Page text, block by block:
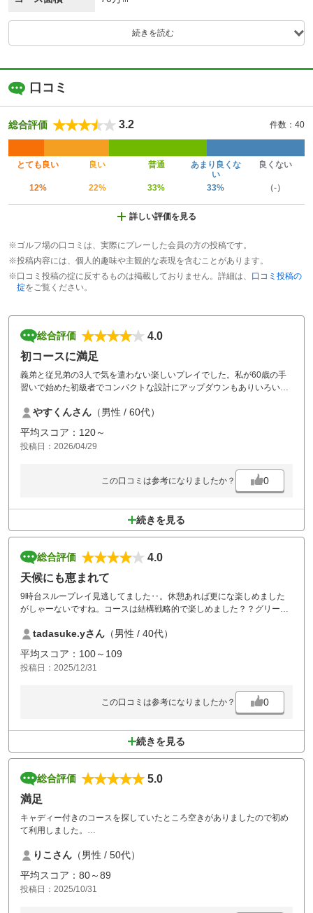
続きを読む
口コミ
総合評価 3.2 件数：40
とても良い 良い 普通
あまり良くな
い
良くない
12% 22% 33% 33% （-）
詳しい評価を見る
※ゴルフ場の口コミは、実際にプレーした会員の方の投稿です。
※投稿内容には、個人的趣味や主観的な表現を含むことがあります。
※口コミ投稿の掟に反するものは掲載しておりません。詳細は、 口コミ投稿の
掟をご覧ください。
総合評価
4.0
初コースに満足
義弟と従兄弟の3人で気を遣わない楽しいプレイでした。私が60歳の手
習いで始めた初級者でコンパクトな設計にアップダウンもありいろいろ
応があり素敵でした。食事も美味しかったし電気カートは静かでリラッ
クスできました。今度は妹も連れてきたいと思います。
やすくんさん （男性 / 60代）
平均スコア：120～
投稿日：2026/04/29
この口コミは参考になりましたか？ 0
続きを見る
総合評価
4.0
天候にも恵まれて
9時台スループレイ見逃してました‥。休憩あれば更にな楽しめました
がしゃーないですね。コースは結構戦略的で楽しめました？？グリーン
tadasuke.yさん （男性 / 40代）
平均スコア：100～109
投稿日：2025/12/31
この口コミは参考になりましたか？ 0
続きを見る
総合評価
5.0
満足
キャディー付きのコースを探していたところ空きがありましたので初め
て利用しました。
引き続きこの金額であれば継続的に利用したいと思いました。
昼のステーキも分厚くておいしかったです。
ご飯の普通盛りと大盛りの区別がつかないくらいでした。
お風呂後にレストランで軽くドリンクなどと思ったのですが人がいない
りこさん （男性 / 50代）
平均スコア：80～89
投稿日：2025/10/31